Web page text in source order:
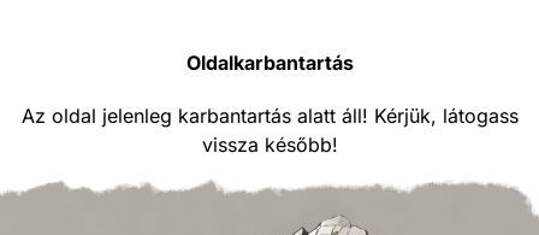
Oldalkarbantartás
Az oldal jelenleg karbantartás alatt áll! Kérjük, látogass
vissza később!